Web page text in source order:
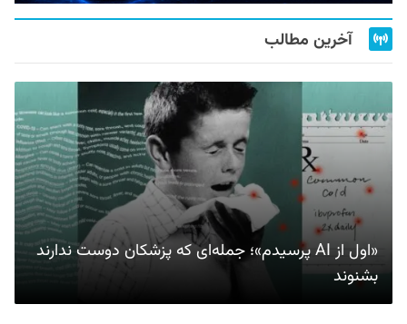
آخرین مطالب
«اول از AI پرسیدم»؛ جمله‌ای که پزشکان دوست ندارند
بشنوند